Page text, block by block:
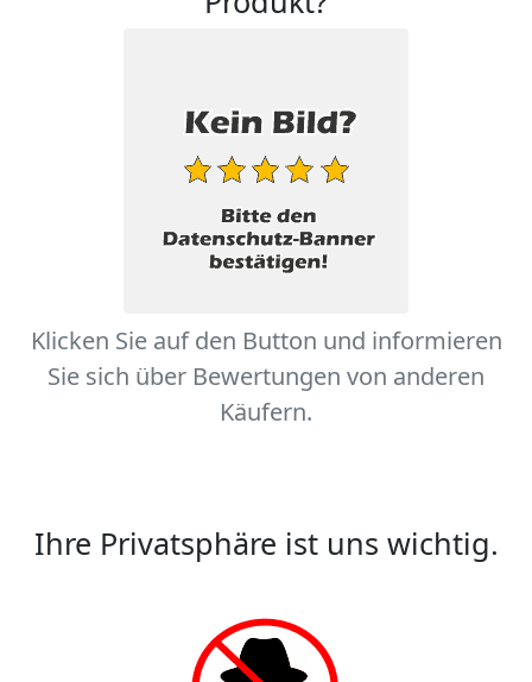
Klicken Sie auf den Button und informieren
Sie sich über Bewertungen von anderen
Käufern.
Ihre Privatsphäre ist uns wichtig.